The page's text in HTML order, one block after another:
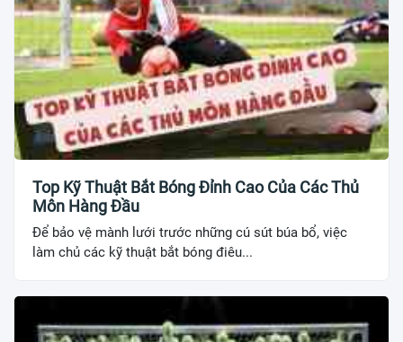
Top Kỹ Thuật Bắt Bóng Đỉnh Cao Của Các Thủ
Môn Hàng Đầu
Để bảo vệ mành lưới trước những cú sút búa bổ, việc
làm chủ các kỹ thuật bắt bóng điêu...